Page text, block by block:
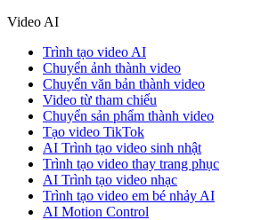
Video AI
Trình tạo video AI
Chuyển ảnh thành video
Chuyển văn bản thành video
Video từ tham chiếu
Chuyển sản phẩm thành video
Tạo video TikTok
AI Trình tạo video sinh nhật
Trình tạo video thay trang phục
AI Trình tạo video nhạc
Trình tạo video em bé nhảy AI
AI Motion Control